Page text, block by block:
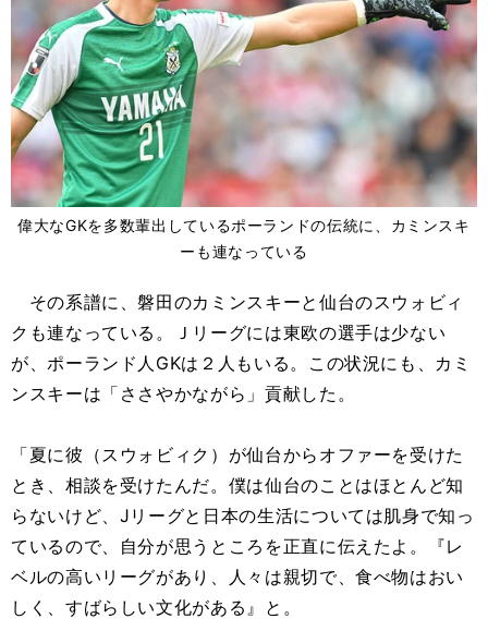
偉大なGKを多数輩出しているポーランドの伝統に、カミンスキ
ーも連なっている
その系譜に、磐田のカミンスキーと仙台のスウォビィ
クも連なっている。Ｊリーグには東欧の選手は少ない
が、ポーランド人GKは２人もいる。この状況にも、カミ
ンスキーは「ささやかながら」貢献した。
「夏に彼（スウォビィク）が仙台からオファーを受けた
とき、相談を受けたんだ。僕は仙台のことはほとんど知
らないけど、Jリーグと日本の生活については肌身で知っ
ているので、自分が思うところを正直に伝えたよ。『レ
ベルの高いリーグがあり、人々は親切で、食べ物はおい
しく、すばらしい文化がある』と。